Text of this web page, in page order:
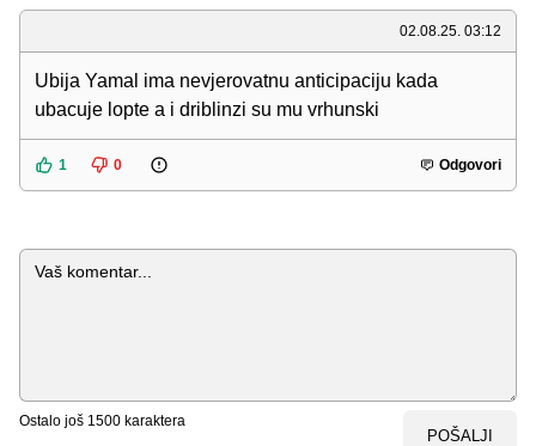
02.08.25. 03:12
Ubija Yamal ima nevjerovatnu anticipaciju kada
ubacuje lopte a i driblinzi su mu vrhunski
1 0 Odgovori
Komentar
Ostalo još 1500 karaktera
POŠALJI